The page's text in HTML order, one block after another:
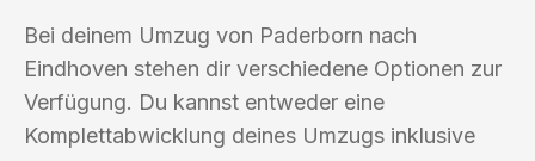
Bei deinem Umzug von Paderborn nach
Eindhoven stehen dir verschiedene Optionen zur
Verfügung. Du kannst entweder eine
Komplettabwicklung deines Umzugs inklusive